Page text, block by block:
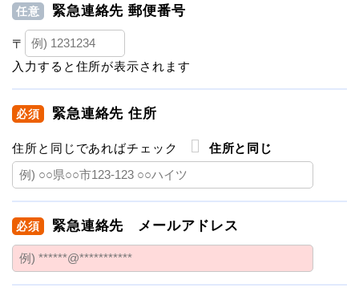
任意 緊急連絡先 郵便番号
〒
入力すると住所が表示されます
必須 緊急連絡先 住所
住所と同じであればチェック 住所と同じ
必須 緊急連絡先 メールアドレス